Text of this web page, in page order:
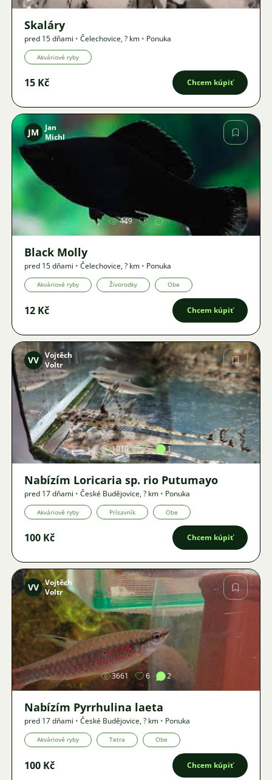
Skaláry
pred 15 dňami • Čelechovice,? km • Ponuka
Akváriové ryby
15 Kč Chcem kúpiť
JM
Jan
Michl
449
Black Molly
pred 15 dňami • Čelechovice,? km • Ponuka
Akváriové ryby Živorodky Obe
12 Kč Chcem kúpiť
Obrázok
VV Vojtěch
Voltr
1010 5 1
Nabízím Loricaria sp. rio Putumayo
pred 17 dňami • České Budějovice,? km • Ponuka
Akváriové ryby Prísavník Obe
100 Kč Chcem kúpiť
Obrázok
VV Vojtěch
Voltr
3661 6 2
Nabízím Pyrrhulina laeta
pred 17 dňami • České Budějovice,? km • Ponuka
Akváriové ryby Tetra Obe
100 Kč Chcem kúpiť